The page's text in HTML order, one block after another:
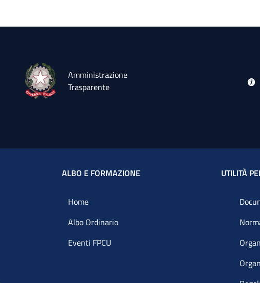
Amministrazione
Trasparente
ALBO E FORMAZIONE UTILITÀ
Home
Albo Ordinario
Eventi FPCU